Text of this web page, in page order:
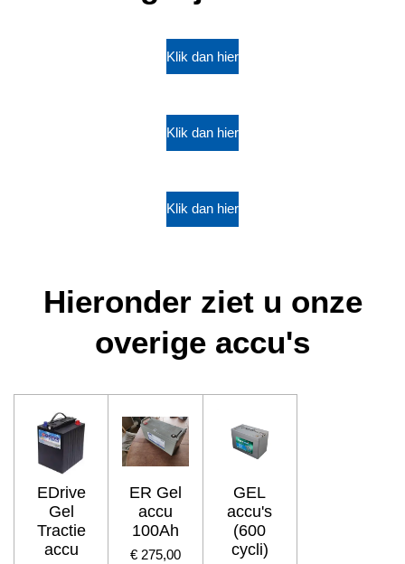
Klik dan hier
Klik dan hier
Klik dan hier
Hieronder ziet u onze
overige accu's
EDrive
Gel
Tractie
accu
ER Gel
accu
100Ah
€ 275,00
GEL
accu's
(600
cycli)